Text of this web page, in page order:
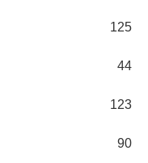
125
44
123
90